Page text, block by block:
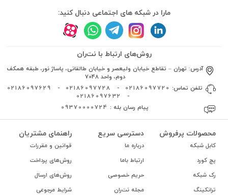
مارا در شبکه های اجتماعی دنبال کنید:
روش‌های ارتباط با نت‌ران
آدرس: تهران – تقاطع خیابان ولیعصر و خیابان طالقانی، پاساژ نور، طبقه همکف
دوم، واحد 7048
تلفن تماس: 02186097720
-
02186097728
-
02186097629
-
02186097632
پیام رسان بله : 09370000724
محصولات پرفروش
کابل شبکه
پچ کورد
رک شبکه
ترانکینگ
دسترسی سریع
درباره ما
ارتباط باما
حریم خصوصی
مجله نت‌ران
راهنمای مشتریان
قوانین و مقررات
روش‌های پرداخت
روش‌های ارسال
شرایط مرجوعی